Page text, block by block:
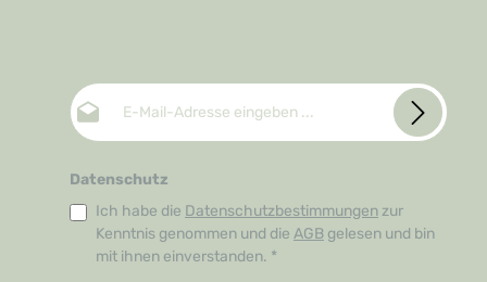
E-Mail-Adresse*
Datenschutz
Ich habe die Datenschutzbestimmungen zur
Kenntnis genommen und die AGB gelesen und bin
mit ihnen einverstanden. *